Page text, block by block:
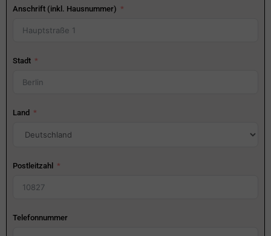
Anschrift (inkl. Hausnummer)
Stadt
Land
Postleitzahl
Telefonnummer